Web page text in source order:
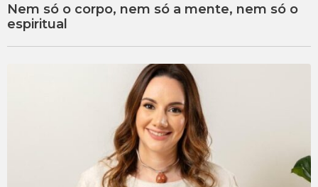
Nem só o corpo, nem só a mente, nem só o
espiritual